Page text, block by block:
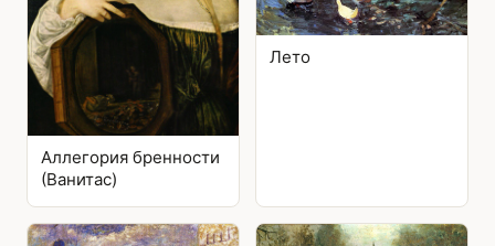
Аллегория бренности
(Ванитас)
Лето